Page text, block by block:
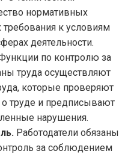
нормативных
к условиям
деятельности.
по контролю за
труда осуществляют
которые проверяют
труде и предписывают
нарушения.
Работодатели обязаны
за соблюдением